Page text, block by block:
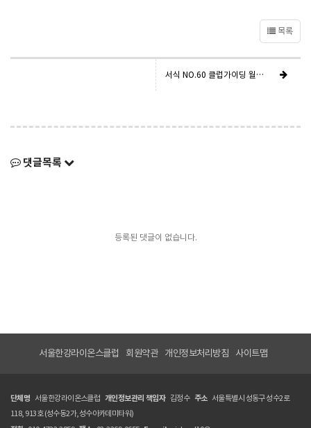
목록
서식 NO.60 클럽가이딩 월례회 준비 사항
댓글목록
등록된 댓글이 없습니다.
서울한강라이온스클럽 회원약관 개인정보처리방침 사이트맵
단체명 서울한강라이온스클럽 개인정보관리 책임자 김정수 주소 서울특별시 성동구 성수2로
118, 913호 (성수동2가,성수아카데미타워)